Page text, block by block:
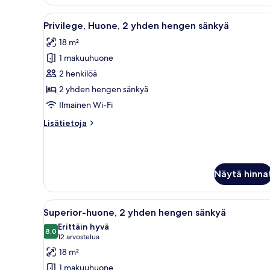
huone,
1
parisänky
Avaa
kaikki
huonetyypin
Privilege,
Huone,
2
yhden
sänkyä
Hotellihuone, jossa on kaksi
5
Privilege, Huone, 2 yhden hengen sänkyä
18 m²
1 makuuhuone
2 henkilöä
2 yhden hengen sänkyä
Ilmainen Wi-Fi
Lisätietoja
Lisätietoja
hengen
sänkyä
Näytä
Avaa
kaikki
huonetyypin
Superior-
huone,
Hotellihuone, jossa on kaksi
5
Superior-huone, 2 yhden hengen sänkyä
8,08,0 kautta 10
Erittäin hyvä
12 arvostelua
(12
arvostelua)
18 m²
1 makuuhuone